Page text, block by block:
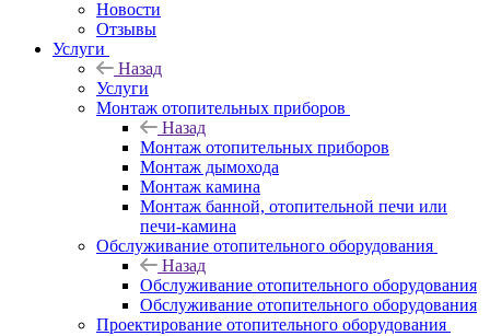
Новости
Отзывы
Услуги
Назад
Услуги
Монтаж отопительных приборов
Назад
Монтаж отопительных приборов
Монтаж дымохода
Монтаж камина
Монтаж банной, отопительной печи или
печи-камина
Обслуживание отопительного оборудования
Назад
Обслуживание отопительного оборудования
Обслуживание отопительного оборудования
Проектирование отопительного оборудования